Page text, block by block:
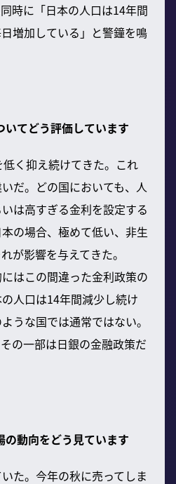
時に「日本の人口は14年間
増加している」と警鐘を鳴
いてどう評価しています
く抑え続けてきた。これ
だ。どの国においても、人
は高すぎる金利を設定する
の場合、極めて低い、非生
が影響を与えてきた。
はこの間違った金利政策の
人口は14年間減少し続け
うな国では通常ではない。
の一部は日銀の金融政策だ
の動向をどう見ています
た。今年の秋に売ってしま